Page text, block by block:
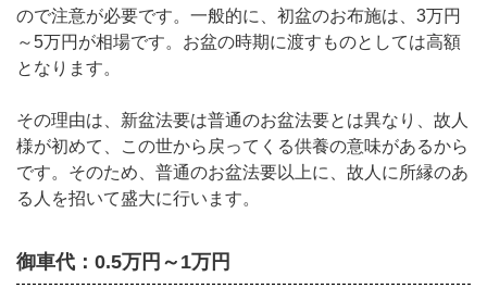
ので注意が必要です。 一般的に、初盆のお布施は、3万円
～5万円が相場です。 お盆の時期に渡すものとしては高額
となります。
その理由は、新盆法要は普通のお盆法要とは異なり、故人
様が初めて、この世から戻ってくる供養の意味があるから
です。そのため、普通のお盆法要以上に、故人に所縁のあ
る人を招いて盛大に行います。
御車代：0.5万円～1万円